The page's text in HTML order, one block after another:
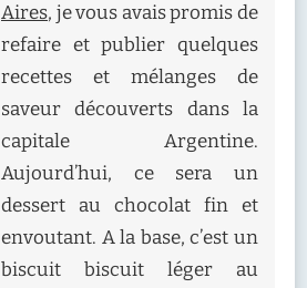
AU
MIEL
Aires, je vous avais promis de
refaire et publier quelques
recettes et mélanges de
saveur découverts dans la
capitale Argentine.
Aujourd’hui, ce sera un
dessert au chocolat fin et
envoutant. A la base, c’est un
biscuit biscuit léger au